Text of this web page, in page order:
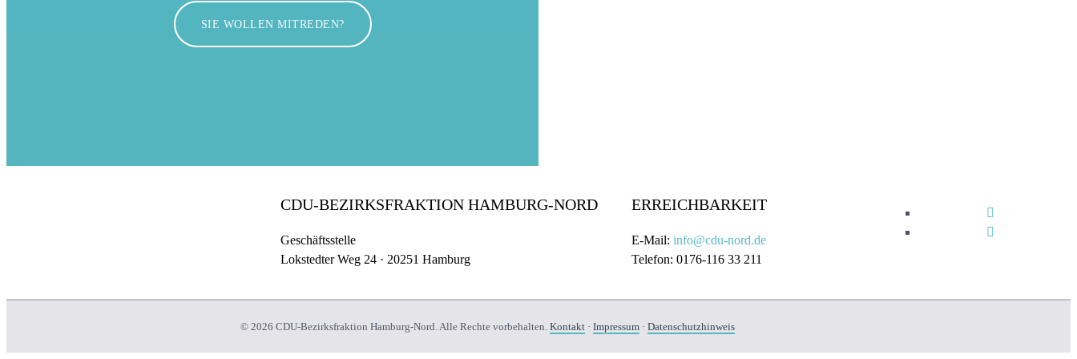
SIE WOLLEN MITREDEN?
CDU-BEZIRKSFRAKTION HAMBURG-NORD
Geschäftsstelle
Lokstedter Weg 24 · 20251 Hamburg
ERREICHBARKEIT
E-Mail: info@cdu-nord.de
Telefon: 0176-116 33 211
© 2026 CDU-Bezirksfraktion Hamburg-Nord. Alle Rechte vorbehalten. Kontakt· Impressum· Datenschutzhinweis